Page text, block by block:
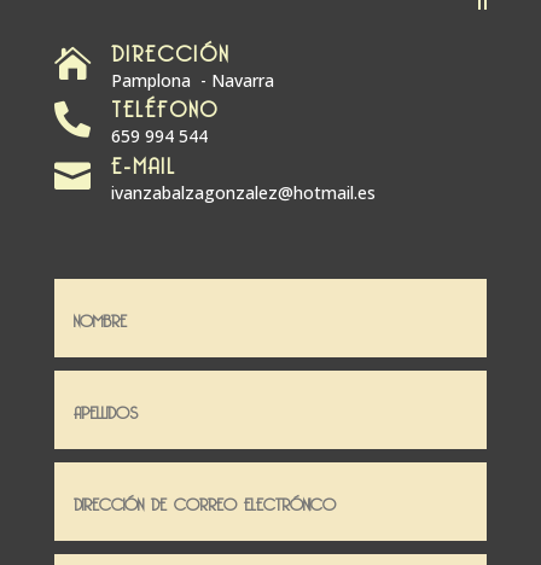
 DIRECCIÓN
Pamplona - Navarra
 TELÉFONO
659 994 544
 E-MAIL
ivanzabalzagonzalez@hotmail.es